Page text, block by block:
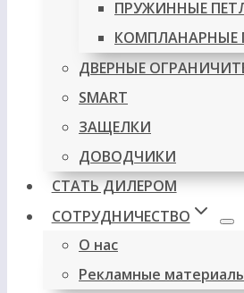
ПРУЖИННЫЕ
КОМПЛАНАРНЫЕ
ДВЕРНЫЕ
SMART
ЗАЩЕЛКИ
ДОВОДЧИКИ
СТАТЬ ДИЛЕРОМ
СОТРУДНИЧЕСТВО
О нас
Рекламные